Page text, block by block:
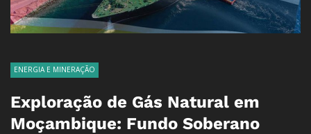
ENERGIA E MINERAÇÃO
Exploração de Gás Natural em
Moçambique: Fundo Soberano